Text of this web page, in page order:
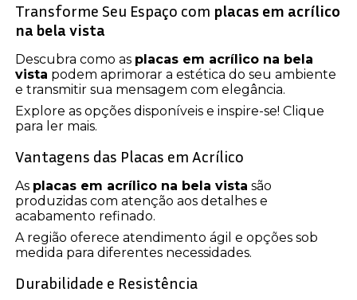
Transforme Seu Espaço com placas em acrílico
na bela vista
Descubra como as placas em acrílico na bela
vista podem aprimorar a estética do seu ambiente
e transmitir sua mensagem com elegância.
Explore as opções disponíveis e inspire-se! Clique
para ler mais.
Vantagens das Placas em Acrílico
As placas em acrílico na bela vista são
produzidas com atenção aos detalhes e
acabamento refinado.
A região oferece atendimento ágil e opções sob
medida para diferentes necessidades.
Durabilidade e Resistência